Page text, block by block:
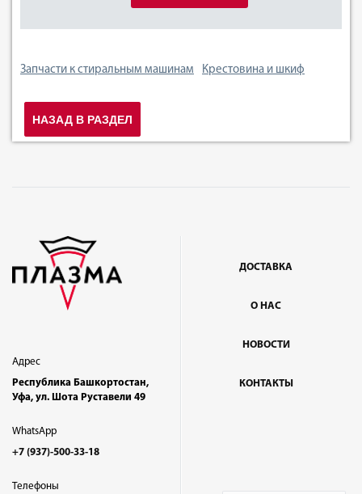
Запчасти к стиральным машинам Крестовина и шкиф
НАЗАД В РАЗДЕЛ
Адрес
Республика Башкортостан,
Уфа, ул. Шота Руставели 49
WhatsApp
+7 (937)-500-33-18
Телефоны
ДОСТАВКА
О НАС
НОВОСТИ
КОНТАКТЫ